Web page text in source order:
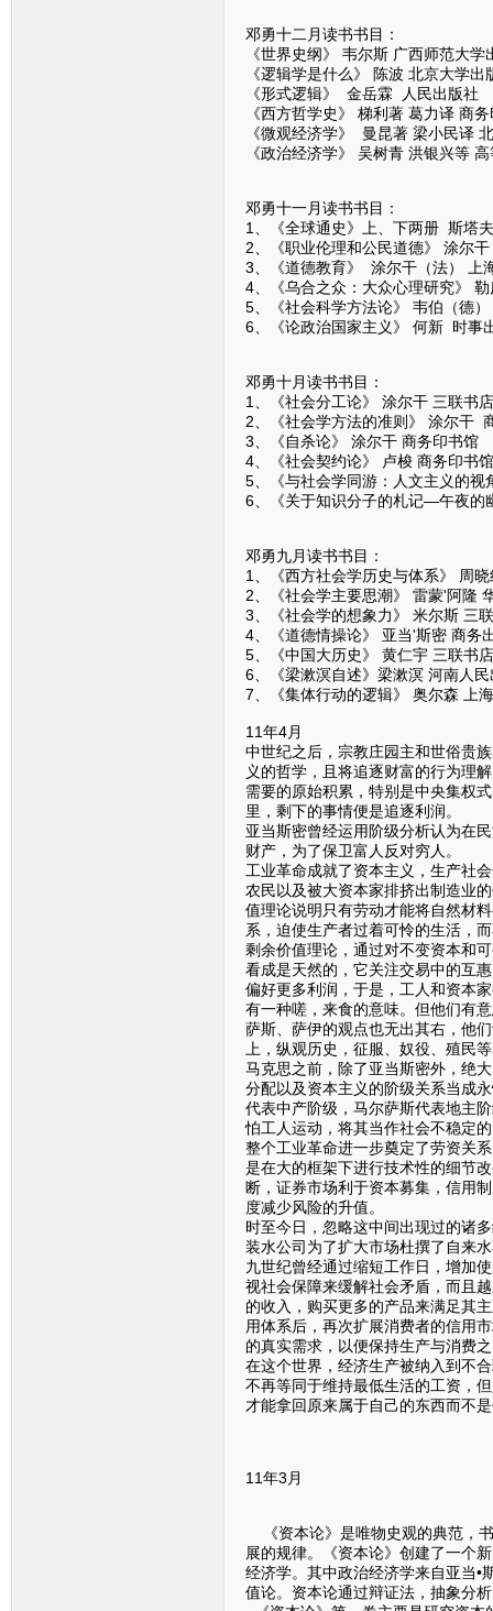
邓勇十二月读书书目：
《世界史纲》 韦尔斯 广西师范大学
《逻辑学是什么》 陈波 北京大学出
《形式逻辑》 金岳霖 人民出版社
《西方哲学史》 梯利著 葛力译 商
《微观经济学》 曼昆著 梁小民译
《政治经济学》 吴树青 洪银兴等
邓勇十一月读书书目：
1、《全球通史》上、下两册 斯塔
2、《职业伦理和公民道德》 涂尔
3、《道德教育》 涂尔干（法） 上
4、《乌合之众：大众心理研究》
5、《社会科学方法论》 韦伯（德
6、《论政治国家主义》 何新 时事
邓勇十月读书书目：
1、《社会分工论》 涂尔干 三联书店
2、《社会学方法的准则》 涂尔干
3、《自杀论》 涂尔干 商务印书馆
4、《社会契约论》 卢梭 商务印书馆
5、《与社会学同游：人文主义的
6、《关于知识分子的札记—午夜的
邓勇九月读书书目：
1、《西方社会学历史与体系》 周
2、《社会学主要思潮》 雷蒙'阿隆
3、《社会学的想象力》 米尔斯 三
4、《道德情操论》 亚当'斯密 商务
5、《中国大历史》 黄仁宇 三联书店
6、《梁漱溟自述》梁漱溟 河南人民
7、《集体行动的逻辑》 奥尔森 上
11年4月
中世纪之后，宗教庄园主和世俗贵
义的哲学，且将追逐财富的行为理
需要的原始积累，特别是中央集权
里，剩下的事情便是追逐利润。
亚当斯密曾经运用阶级分析认为在
财产，为了保卫富人反对穷人。
工业革命成就了资本主义，生产社
农民以及被大资本家排挤出制造业
值理论说明只有劳动才能将自然材
系，迫使生产者过着可怜的生活，
剩余价值理论，通过对不变资本和
看成是天然的，它关注交易中的互
偏好更多利润，于是，工人和资本
有一种嗟，来食的意味。但他们有
萨斯、萨伊的观点也无出其右，他
上，纵观历史，征服、奴役、殖民
马克思之前，除了亚当斯密外，绝
分配以及资本主义的阶级关系当成
代表中产阶级，马尔萨斯代表地主
怕工人运动，将其当作社会不稳定
整个工业革命进一步奠定了劳资关
是在大的框架下进行技术性的细节
断，证券市场利于资本募集，信用
度减少风险的升值。
时至今日，忽略这中间出现过的诸
装水公司为了扩大市场杜撰了自来
九世纪曾经通过缩短工作日，增加
视社会保障来缓解社会矛盾，而且
的收入，购买更多的产品来满足其
用体系后，再次扩展消费者的信用
的真实需求，以便保持生产与消费
在这个世界，经济生产被纳入到不
不再等同于维持最低生活的工资，
才能拿回原来属于自己的东西而不
11年3月
《资本论》是唯物史观的典范，
展的规律。《资本论》创建了一个
经济学。其中政治经济学来自亚当•
值论。资本论通过辩证法，抽象分